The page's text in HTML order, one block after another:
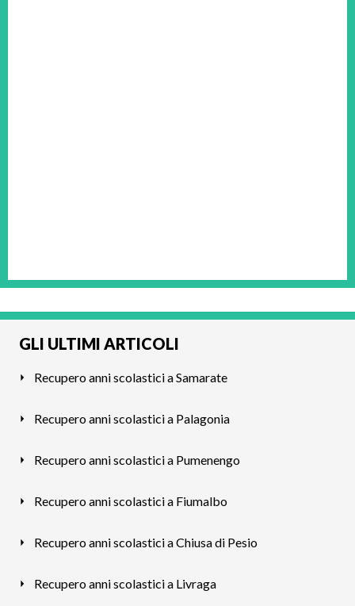
GLI ULTIMI ARTICOLI
Recupero anni scolastici a Samarate
Recupero anni scolastici a Palagonia
Recupero anni scolastici a Pumenengo
Recupero anni scolastici a Fiumalbo
Recupero anni scolastici a Chiusa di Pesio
Recupero anni scolastici a Livraga